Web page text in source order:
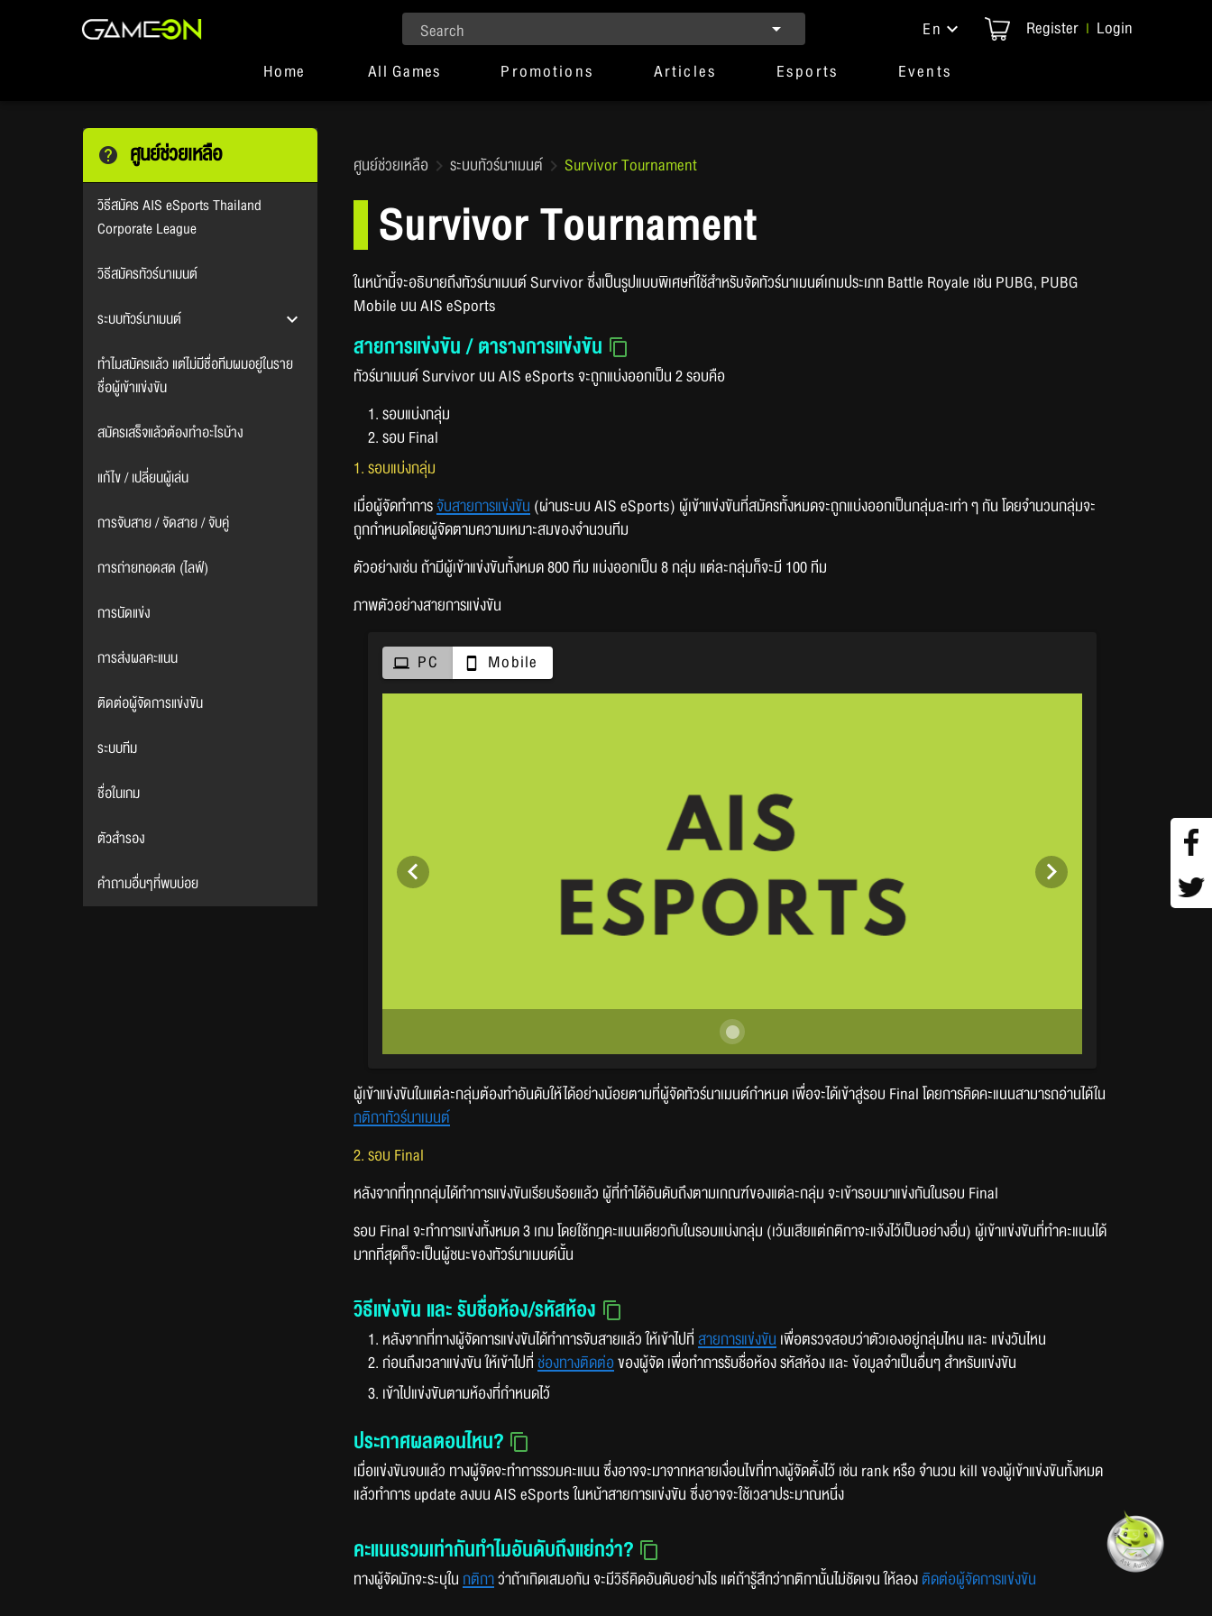
Search En Register | Login
Home
All Games Promotions Articles Esports Events
ศูนย์ช่วยเหลือ
วิธีสมัคร AIS eSports Thailand
Corporate League
วิธีสมัครทัวร์นาเมนต์
ระบบทัวร์นาเมนต์
ทำไมสมัครแล้ว แต่ไม่มีชื่อทีมผมอยู่ในราย
ชื่อผู้เข้าแข่งขัน
สมัครเสร็จแล้วต้องทำอะไรบ้าง
แก้ไข / เปลี่ยนผู้เล่น
การจับสาย / จัดสาย / จับคู่
การถ่ายทอดสด (ไลฟ์)
การนัดแข่ง
การส่งผลคะแนน
ติดต่อผู้จัดการแข่งขัน
ระบบทีม
ชื่อในเกม
ตัวสำรอง
คำถามอื่นๆที่พบบ่อย
ศูนย์ช่วยเหลือ ระบบทัวร์นาเมนต์ Survivor Tournament
Survivor Tournament
ในหน้านี้จะอธิบายถึงทัวร์นาเมนต์ Survivor ซึ่งเป็นรูปแบบพิเศษที่ใช้สำหรับจัดทัวร์นาเมนต์เกมประเภท Battle Royale เช่น PUBG, PUBG
Mobile บน AIS eSports
สายการแข่งขัน / ตารางการแข่งขัน
ทัวร์นาเมนต์ Survivor บน AIS eSports จะถูกแบ่งออกเป็น 2 รอบคือ
1. รอบแบ่งกลุ่ม
2. รอบ Final
1. รอบแบ่งกลุ่ม
เมื่อผู้จัดทำการจับสายการแข่งขัน(ผ่านระบบ AIS eSports) ผู้เข้าแข่งขันที่สมัครทั้งหมดจะถูกแบ่งออกเป็นกลุ่มละเท่า ๆ กัน โดยจำนวนกลุ่มจะ
ถูกกำหนดโดยผู้จัดตามความเหมาะสมของจำนวนทีม
ตัวอย่างเช่น ถ้ามีผู้เข้าแข่งขันทั้งหมด 800 ทีม แบ่งออกเป็น 8 กลุ่ม แต่ละกลุ่มก็จะมี 100 ทีม
ภาพตัวอย่างสายการแข่งขัน
PC Mobile
ผู้เข้าแข่งขันในแต่ละกลุ่มต้องทำอันดับให้ได้อย่างน้อยตามที่ผู้จัดทัวร์นาเมนต์กำหนด เพื่อจะได้เข้าสู่รอบ Final โดยการคิดคะแนนสามารถอ่านได้ใน
กติกาทัวร์นาเมนต์
2. รอบ Final
หลังจากที่ทุกกลุ่มได้ทำการแข่งขันเรียบร้อยแล้ว ผู้ที่ทำได้อันดับถึงตามเกณฑ์ของแต่ละกลุ่ม จะเข้ารอบมาแข่งกันในรอบ Final
รอบ Final จะทำการแข่งทั้งหมด 3 เกม โดยใช้กฎคะแนนเดียวกับในรอบแบ่งกลุ่ม (เว้นเสียแต่กติกาจะแจ้งไว้เป็นอย่างอื่น) ผู้เข้าแข่งขันที่ทำคะแนนได้
มากที่สุดก็จะเป็นผู้ชนะของทัวร์นาเมนต์นั้น
วิธีแข่งขัน และ รับชื่อห้อง/รหัสห้อง
1. หลังจากที่ทางผู้จัดการแข่งขันได้ทำการจับสายแล้ว ให้เข้าไปที่สายการแข่งขันเพื่อตรวจสอบว่าตัวเองอยู่กลุ่มไหน และ แข่งวันไหน
2. ก่อนถึงเวลาแข่งขัน ให้เข้าไปที่ช่องทางติดต่อของผู้จัด เพื่อทำการรับชื่อห้อง รหัสห้อง และ ข้อมูลจำเป็นอื่นๆ สำหรับแข่งขัน
3. เข้าไปแข่งขันตามห้องที่กำหนดไว้
ประกาศผลตอนไหน?
เมื่อแข่งขันจบแล้ว ทางผู้จัดจะทำการรวมคะแนน ซึ่งอาจจะมาจากหลายเงื่อนไขที่ทางผู้จัดตั้งไว้ เช่น rank หรือ จำนวน kill ของผู้เข้าแข่งขันทั้งหมด
แล้วทำการ update ลงบน AIS eSports ในหน้าสายการแข่งขัน ซึ่งอาจจะใช้เวลาประมาณหนึ่ง
คะแนนรวมเท่ากันทำไมอันดับถึงแย่กว่า?
ทางผู้จัดมักจะระบุในกติกาว่าถ้าเกิดเสมอกัน จะมีวิธีคิดอันดับอย่างไร แต่ถ้ารู้สึกว่ากติกานั้นไม่ชัดเจน ให้ลองติดต่อผู้จัดการแข่งขัน